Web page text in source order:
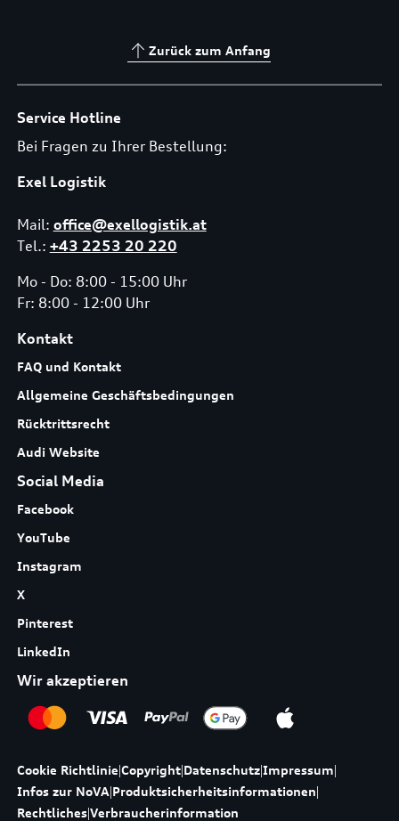
Zurück zum Anfang
Service Hotline
Bei Fragen zu Ihrer Bestellung:
Exel Logistik
Mail: office@exellogistik.at
Tel.: +43 2253 20 220
Mo - Do: 8:00 - 15:00 Uhr
Fr: 8:00 - 12:00 Uhr
Kontakt
FAQ und Kontakt
Allgemeine Geschäftsbedingungen
Rücktrittsrecht
Audi Website
Social Media
Facebook
YouTube
Instagram
X
Pinterest
LinkedIn
Wir akzeptieren
Cookie Richtlinie|Copyright|Datenschutz|Impressum|
Infos zur NoVA|Produktsicherheitsinformationen|
Rechtliches|Verbraucherinformation